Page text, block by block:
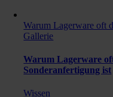
Warum Lagerware oft
Gallerie
Warum Lagerware
Sonderanfertigung ist
Wissen